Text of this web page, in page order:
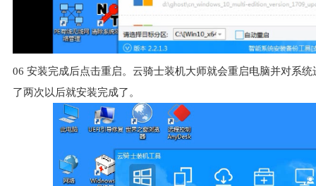
06 安装完成后点击重启。云骑士装机大师就会重启电脑并对系
了两次以后就安装完成了。